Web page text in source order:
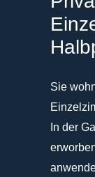
Sie
In der